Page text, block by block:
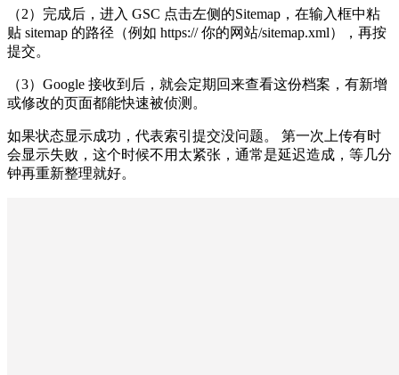
（2）完成后，进入 GSC 点击左侧的Sitemap，在输入框中粘
贴 sitemap 的路径（例如 https:// 你的网站/sitemap.xml），再按
提交。
（3）Google 接收到后，就会定期回来查看这份档案，有新增
或修改的页面都能快速被侦测。
如果状态显示成功，代表索引提交没问题。 第一次上传有时
会显示失败，这个时候不用太紧张，通常是延迟造成，等几分
钟再重新整理就好。